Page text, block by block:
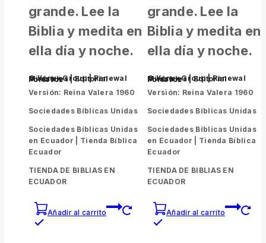
grande. Lee la
Biblia y medita en
ella día y noche.
© Kerux Group | Renewal Ministries | Editorial Portavoz
Versión: Reina Valera 1960
Sociedades Bíblicas Unidas
Sociedades Bíblicas Unidas
en Ecuador | Tienda Bíblica
Ecuador
TIENDA DE BIBLIAS EN
ECUADOR
Añadir al carrito
grande. Lee la
Biblia y medita en
ella día y noche.
© Kerux Group | Renewal Ministries | Editorial Portavoz
Versión: Reina Valera 1960
Sociedades Bíblicas Unidas
Sociedades Bíblicas Unidas
en Ecuador | Tienda Bíblica
Ecuador
TIENDA DE BIBLIAS EN
ECUADOR
Añadir al carrito